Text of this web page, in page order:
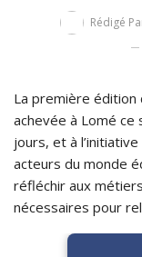
Rédigé
La première édition
achevée à Lomé
jours, et à
acteurs du monde
réfléchir aux
nécessaires pour